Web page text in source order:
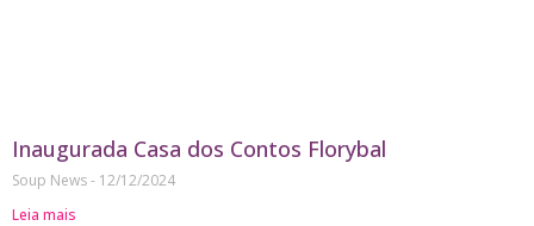
Inaugurada Casa dos Contos Florybal
Soup News
12/12/2024
Leia mais